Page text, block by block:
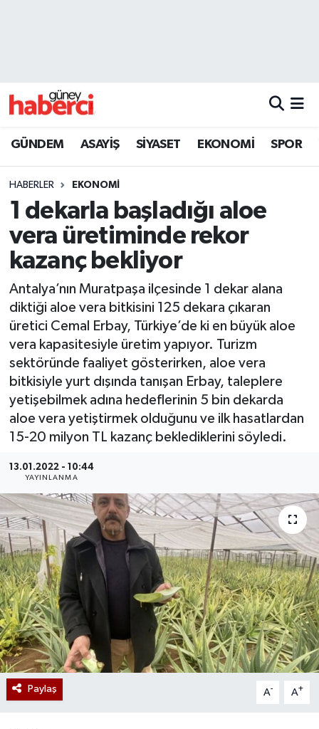
GÜNDEM ASAYİŞ SİYASET EKONOMİ SPOR
HABERLER EKONOMİ
1 dekarla başladığı aloe
vera üretiminde rekor
kazanç bekliyor
Antalya’nın Muratpaşa ilçesinde 1 dekar alana
diktiği aloe vera bitkisini 125 dekara çıkaran
üretici Cemal Erbay, Türkiye’de ki en büyük aloe
vera kapasitesiyle üretim yapıyor. Turizm
sektöründe faaliyet gösterirken, aloe vera
bitkisiyle yurt dışında tanışan Erbay, taleplere
yetişebilmek adına hedeflerinin 5 bin dekarda
aloe vera yetiştirmek olduğunu ve ilk hasatlardan
15-20 milyon TL kazanç beklediklerini söyledi.
13.01.2022 - 10:44
YAYINLANMA
Paylaş A- A+
Beyoğlu Trafik Yoğunluk Haritası
Son Dakika Haberleri
Haber Arşivi